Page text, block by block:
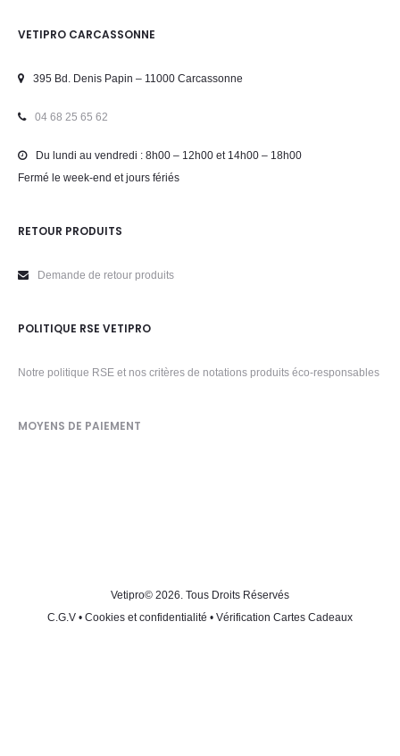
VETIPRO CARCASSONNE
395 Bd. Denis Papin – 11000 Carcassonne
04 68 25 65 62
Du lundi au vendredi : 8h00 – 12h00 et 14h00 – 18h00
Fermé le week-end et jours fériés
RETOUR PRODUITS
Demande de retour produits
POLITIQUE RSE VETIPRO
Notre politique RSE et nos critères de notations produits éco-responsables
MOYENS DE PAIEMENT
Vetipro© 2026. Tous Droits Réservés
C.G.V • Cookies et confidentialité • Vérification Cartes Cadeaux